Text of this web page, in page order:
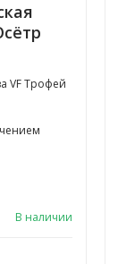
VF Трофей
В наличии